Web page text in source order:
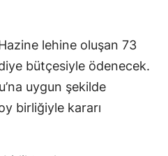
lehine oluşan 73
bütçesiyle ödenecek.
uygun şekilde
birliğiyle kararı